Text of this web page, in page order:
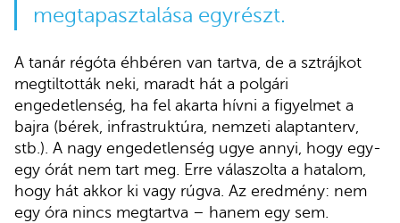
megtapasztalása egyrészt.
A tanár régóta éhbéren van tartva, de a sztrájkot
megtiltották neki, maradt hát a polgári
engedetlenség, ha fel akarta hívni a figyelmet a
bajra (bérek, infrastruktúra, nemzeti alaptanterv,
stb.). A nagy engedetlenség ugye annyi, hogy egy-
egy órát nem tart meg. Erre válaszolta a hatalom,
hogy hát akkor ki vagy rúgva. Az eredmény: nem
egy óra nincs megtartva – hanem egy sem.